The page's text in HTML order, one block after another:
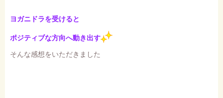
ヨガニドラを受けると
ポジティブな方向へ動き出す
そんな感想をいただきました